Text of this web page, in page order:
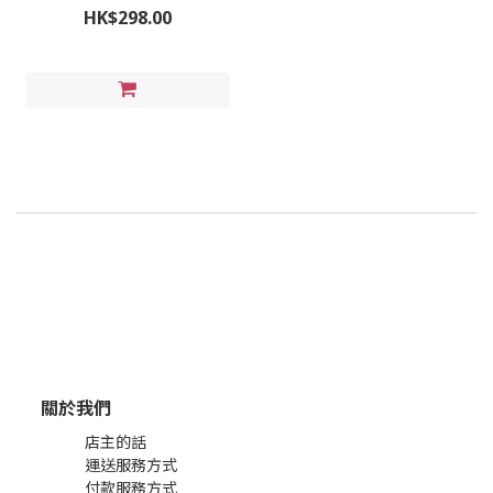
4包)
HK$298.00
關於我們
店主的話
運送服務方式
付款服務方式